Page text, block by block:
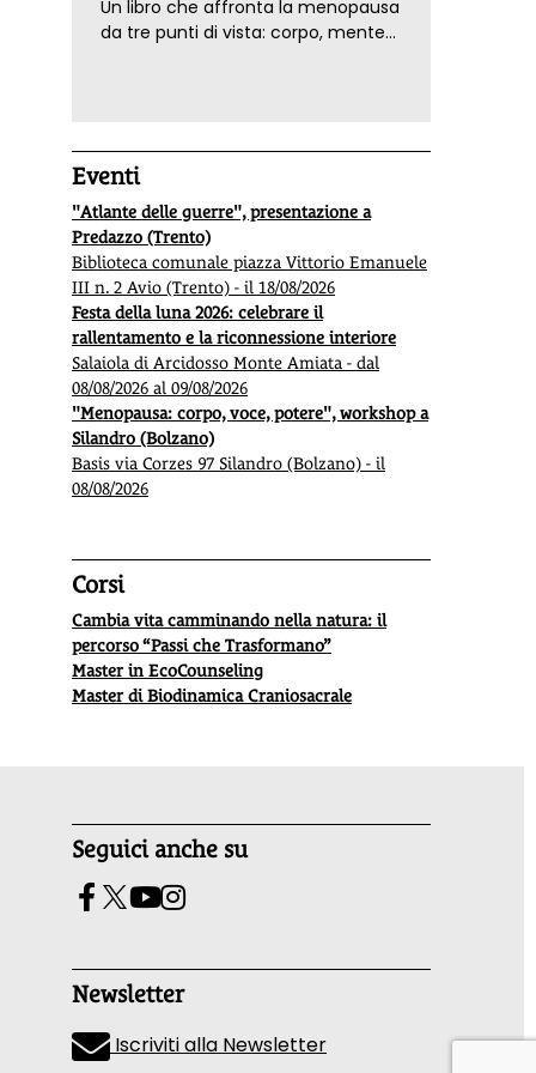
Un libro che affronta la menopausa
da tre punti di vista: corpo, mente
Eventi
"Atlante delle guerre", presentazione a
Predazzo (Trento)
Biblioteca comunale piazza Vittorio Emanuele
III n. 2 Avio (Trento) - il 18/08/2026
Festa della luna 2026: celebrare il
rallentamento e la riconnessione interiore
Salaiola di Arcidosso Monte Amiata - dal
08/08/2026 al 09/08/2026
"Menopausa: corpo, voce, potere", workshop a
Silandro (Bolzano)
Basis via Corzes 97 Silandro (Bolzano) - il
08/08/2026
Corsi
Cambia vita camminando nella natura: il
percorso “Passi che Trasformano”
Master in EcoCounseling
Master di Biodinamica Craniosacrale
Seguici anche su
Newsletter
Iscriviti alla Newsletter